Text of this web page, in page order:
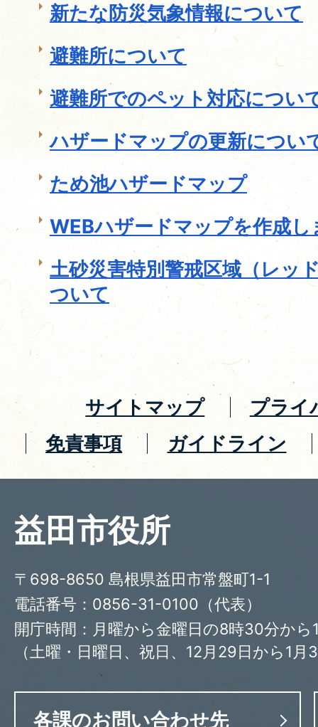
新たな防災気象情報について
避難所について
避難所でのペット対応につい
ハザードマップの更新につい
ため池ハザードマップ
WEBハザードマップを作成し
土砂災害特別警戒区域（レッ
ついて
サイトマップ
プライ
免責事項
ガイドライン
益田市役所
〒698-8650 島根県益田市常盤町1-1
電話番号：0856-31-0100（代表）
開庁時間：月曜から金曜日の8時30分から
（土曜・日曜日、祝日、12月29日から1月
各課のお問い合わせ先